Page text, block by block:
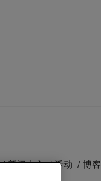
新闻中心 活动 博客